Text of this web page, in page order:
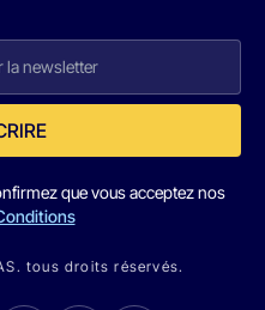
que vous acceptez nos
tous droits réservés.